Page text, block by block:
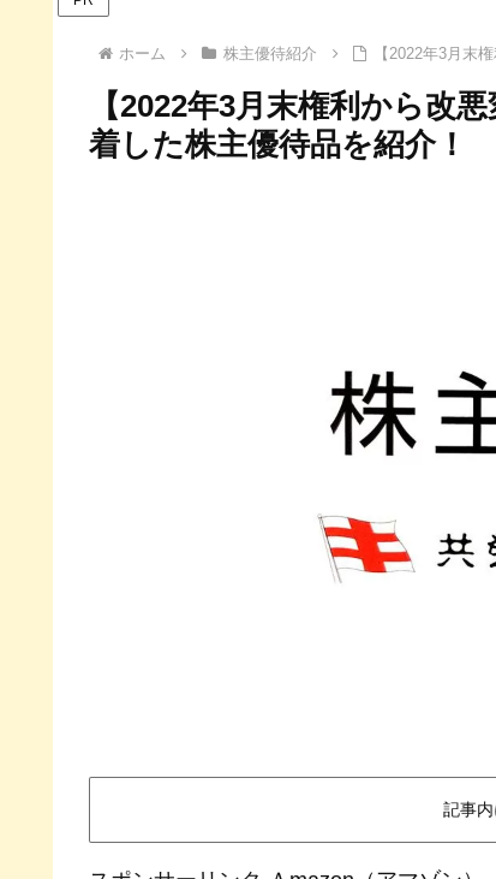
ホーム 株主優待紹介 【2022年3月末
【2022年3月末権利から改
着した株主優待品を紹介！
記事内